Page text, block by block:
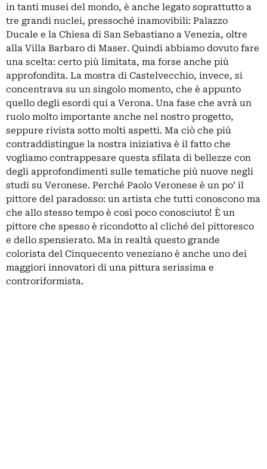
in tanti musei del mondo, è anche legato soprattutto a
tre grandi nuclei, pressoché inamovibili: Palazzo
Ducale e la Chiesa di San Sebastiano a Venezia, oltre
alla Villa Barbaro di Maser. Quindi abbiamo dovuto fare
una scelta: certo più limitata, ma forse anche più
approfondita. La mostra di Castelvecchio, invece, si
concentrava su un singolo momento, che è appunto
quello degli esordi qui a Verona. Una fase che avrà un
ruolo molto importante anche nel nostro progetto,
seppure rivista sotto molti aspetti. Ma ciò che più
contraddistingue la nostra iniziativa è il fatto che
vogliamo contrappesare questa sfilata di bellezze con
degli approfondimenti sulle tematiche più nuove negli
studi su Veronese. Perché Paolo Veronese è un po’ il
pittore del paradosso: un artista che tutti conoscono ma
che allo stesso tempo è così poco conosciuto! È un
pittore che spesso è ricondotto al cliché del pittoresco
e dello spensierato. Ma in realtà questo grande
colorista del Cinquecento veneziano è anche uno dei
maggiori innovatori di una pittura serissima e
controriformista.